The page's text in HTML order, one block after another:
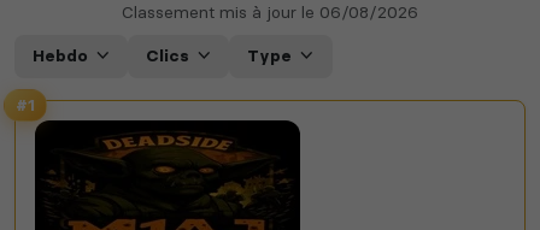
Classement mis à jour le 06/08/2026
Hebdo Clics Type
#1